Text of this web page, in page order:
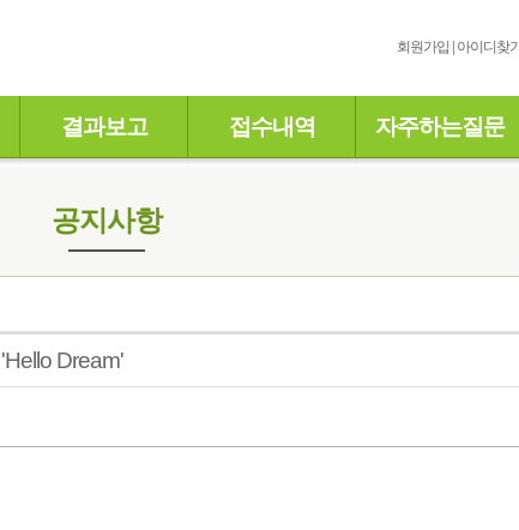
회원가입 아이디찾기
결과보고 접수내역 자주하는질문
공지사항
Dream'